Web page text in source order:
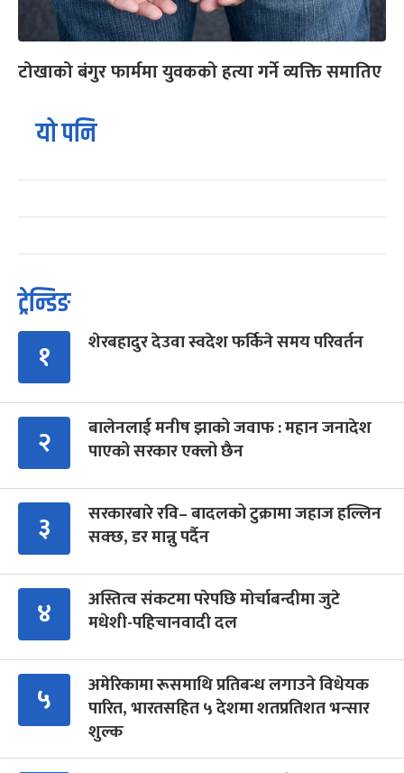
टोखाको बंगुर फार्ममा युवकको हत्या गर्ने व्यक्ति समातिए
यो पनि
ट्रेन्डिङ
१ शेरबहादुर देउवा स्वदेश फर्किने समय परिवर्तन
२
बालेनलाई मनीष झाको जवाफ : महान जनादेश
पाएको सरकार एक्लो छैन
३
सरकारबारे रवि– बादलको टुक्रामा जहाज हल्लिन
सक्छ, डर मान्नु पर्दैन
४
अस्तित्व संकटमा परेपछि मोर्चाबन्दीमा जुटे
मधेशी-पहिचानवादी दल
५
अमेरिकामा रूसमाथि प्रतिबन्ध लगाउने विधेयक
पारित, भारतसहित ५ देशमा शतप्रतिशत भन्सार
शुल्क